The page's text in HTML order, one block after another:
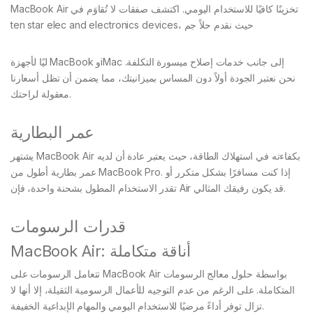
MacBook Air تخزينًا كافيًا للاستخدام اليومي. اكتشف صفقات لا تُقاوَم في
ten star elec and electronics devices، حيث نقدم حلاً جم
ليًا لأجهزة MacBook وiMac إلى جانب خدمات إصلاح ميسورة التكلفة.
نحن نعتبر الجودة أولاً دون المساس بميزانيتك، مما يضمن أن تظل أسعارنا
معقولة لراحتك.
عمر البطارية
يشتهر MacBook Air بكفاءته في استهلاك الطاقة، حيث يعتبر عادة أن لديه
عمر بطارية أطول من MacBook Pro. إذا كنت مسافرًا بشكل متكرر أو
تقدر الاستخدام المطول بشحنة واحدة، فإن Air قد يكون رفيقك المثالي.
قدرات الرسومات
MacBook Air: أناقة متكاملة
تتعامل الرسومات على MacBook Air بواسطة حلول معالج الرسومات
المتكاملة. على الرغم من عدم التوجيه للأعمال الرسومية الثقيلة، إلا أنها لا
تزال توفر أداءً مرضيًا للاستخدام اليومي والمهام الإبداعية الخفيفة.